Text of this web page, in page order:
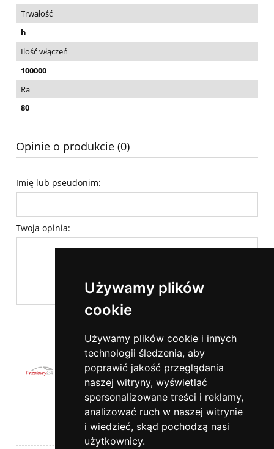
Używamy plików
cookie
Używamy plików cookie i innych
technologii śledzenia, aby
poprawić jakość przeglądania
naszej witryny, wyświetlać
spersonalizowane treści i reklamy,
analizować ruch w naszej witrynie
i wiedzieć, skąd pochodzą nasi
użytkownicy.
Trwałość
h
Ilość włączeń
100000
Ra
80
Opinie o produkcie (0)
Imię lub pseudonim:
Twoja opinia:
Pomoc
Moje konto